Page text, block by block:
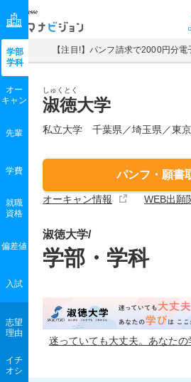
マナビジョン
【注目!】パンフ請求で2000円分
しゅくとく
淑徳大学
私立大学 千葉県／埼玉県／東
パンフ・願書
オーキャン情報 WEB出願
学部
学科
オー
キャン
先輩
学費
就職
資格
偏差値
入試
志望
理由
イチ
オシ
淑徳大学/
学部・学科
迷っていても大丈夫。あなたの